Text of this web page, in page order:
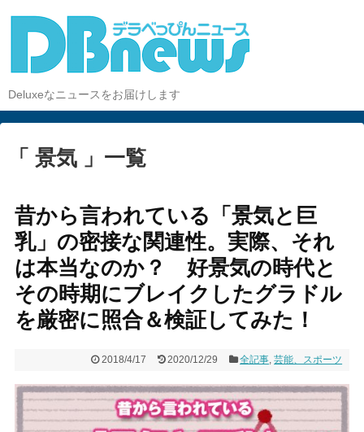
Deluxeなニュースをお届けします
「 景気 」一覧
昔から言われている「景気と巨
乳」の密接な関連性。実際、それ
は本当なのか？ 好景気の時代と
その時期にブレイクしたグラドル
を厳密に照合＆検証してみた！
2018/4/17 2020/12/29 全記事,芸能、スポーツ